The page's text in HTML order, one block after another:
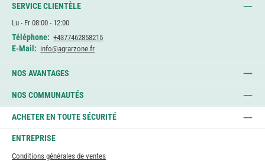
SERVICE CLIENTÈLE
Lu - Fr 08:00 - 12:00
Téléphone: +4377462858215
E-Mail: info@agrarzone.fr
NOS AVANTAGES
NOS COMMUNAUTÉS
ACHETER EN TOUTE SÉCURITÉ
ENTREPRISE
Conditions générales de ventes